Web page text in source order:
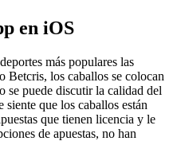
en iOS
más populares las
Betcris, los caballos se colocan
se puede discutir la calidad del
que los caballos están
que tienen licencia y le
de apuestas, no han